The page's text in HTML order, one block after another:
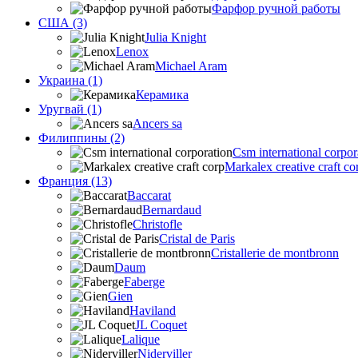
Фарфор ручной работы
США (3)
Julia Knight
Lenox
Michael Aram
Украина (1)
Керамика
Уругвай (1)
Ancers sa
Филиппины (2)
Csm international
Markalex creative craft
Франция (13)
Baccarat
Bernardaud
Christofle
Cristal de Paris
Cristallerie de montbronn
Daum
Faberge
Gien
Haviland
JL Coquet
Lalique
Niderviller